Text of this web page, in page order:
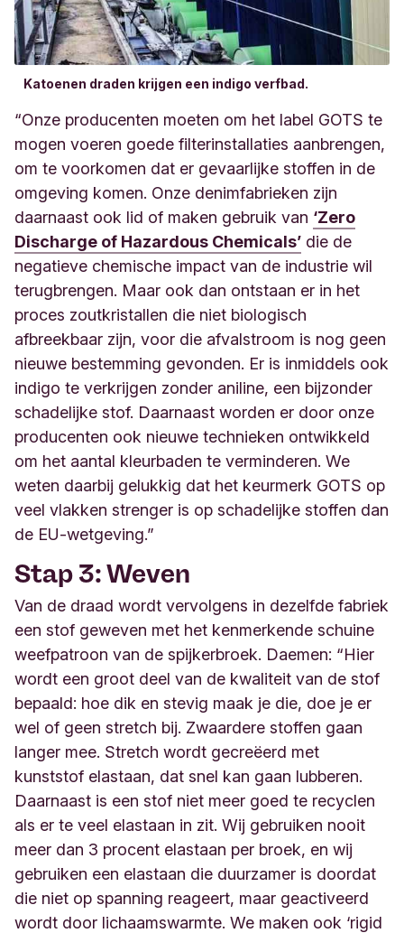
Katoenen draden krijgen een indigo verfbad.
“Onze producenten moeten om het label GOTS te
mogen voeren goede filterinstallaties aanbrengen,
om te voorkomen dat er gevaarlijke stoffen in de
omgeving komen. Onze denimfabrieken zijn
daarnaast ook lid of maken gebruik van ‘Zero
Discharge of Hazardous Chemicals’ die de
negatieve chemische impact van de industrie wil
terugbrengen. Maar ook dan ontstaan er in het
proces zoutkristallen die niet biologisch
afbreekbaar zijn, voor die afvalstroom is nog geen
nieuwe bestemming gevonden. Er is inmiddels ook
indigo te verkrijgen zonder aniline, een bijzonder
schadelijke stof. Daarnaast worden er door onze
producenten ook nieuwe technieken ontwikkeld
om het aantal kleurbaden te verminderen. We
weten daarbij gelukkig dat het keurmerk GOTS op
veel vlakken strenger is op schadelijke stoffen dan
de EU-wetgeving.”
Stap 3: Weven
Van de draad wordt vervolgens in dezelfde fabriek
een stof geweven met het kenmerkende schuine
weefpatroon van de spijkerbroek. Daemen: “Hier
wordt een groot deel van de kwaliteit van de stof
bepaald: hoe dik en stevig maak je die, doe je er
wel of geen stretch bij. Zwaardere stoffen gaan
langer mee. Stretch wordt gecreëerd met
kunststof elastaan, dat snel kan gaan lubberen.
Daarnaast is een stof niet meer goed te recyclen
als er te veel elastaan in zit. Wij gebruiken nooit
meer dan 3 procent elastaan per broek, en wij
gebruiken een elastaan die duurzamer is doordat
die niet op spanning reageert, maar geactiveerd
wordt door lichaamswarmte. We maken ook ‘rigid